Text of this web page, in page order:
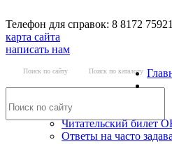
Телефон для справок: 8 8172
карта сайта
написать нам
Поиск по сайту Поиск по каталогу
Читательский
Ответы на часто